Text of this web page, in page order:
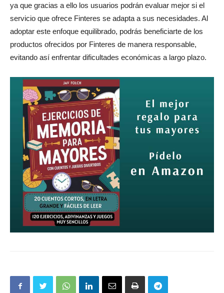
ya que gracias a ello los usuarios podrán evaluar mejor si el
servicio que ofrece Finteres se adapta a sus necesidades. Al
adoptar este enfoque equilibrado, podrás beneficiarte de los
productos ofrecidos por Finteres de manera responsable,
evitando así enfrentar dificultades económicas a largo plazo.